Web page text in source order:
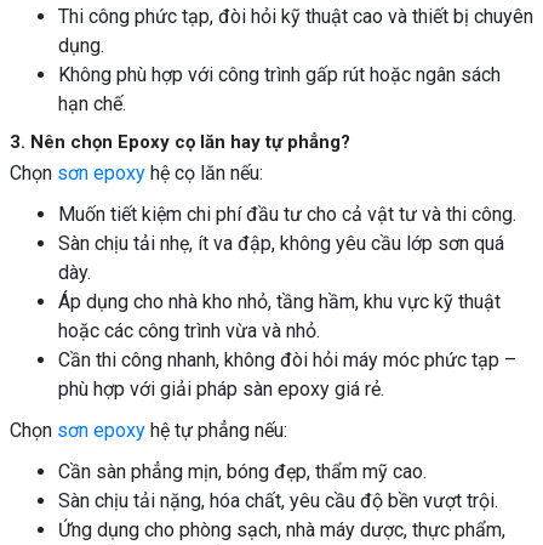
Thi công phức tạp, đòi hỏi kỹ thuật cao và thiết bị chuyên
dụng.
Không phù hợp với công trình gấp rút hoặc ngân sách
hạn chế.
3. Nên chọn Epoxy cọ lăn hay tự phẳng?
Chọn sơn epoxy hệ cọ lăn nếu:
Muốn tiết kiệm chi phí đầu tư cho cả vật tư và thi công.
Sàn chịu tải nhẹ, ít va đập, không yêu cầu lớp sơn quá
dày.
Áp dụng cho nhà kho nhỏ, tầng hầm, khu vực kỹ thuật
hoặc các công trình vừa và nhỏ.
Cần thi công nhanh, không đòi hỏi máy móc phức tạp –
phù hợp với giải pháp sàn epoxy giá rẻ.
Chọn sơn epoxy hệ tự phẳng nếu:
Cần sàn phẳng mịn, bóng đẹp, thẩm mỹ cao.
Sàn chịu tải nặng, hóa chất, yêu cầu độ bền vượt trội.
Ứng dụng cho phòng sạch, nhà máy dược, thực phẩm,